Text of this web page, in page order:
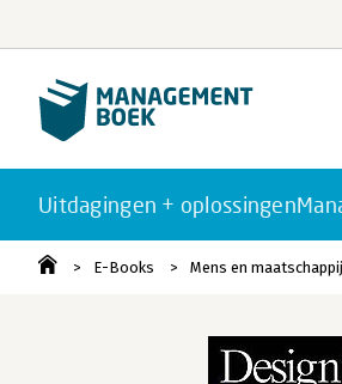
Uitdagingen + oplossingen
E-Books Mens en maatschappij